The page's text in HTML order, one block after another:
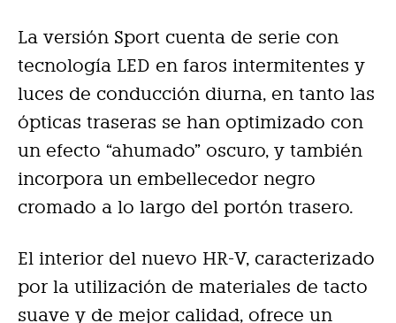
La versión Sport cuenta de serie con
tecnología LED en faros intermitentes y
luces de conducción diurna, en tanto las
ópticas traseras se han optimizado con
un efecto “ahumado” oscuro, y también
incorpora un embellecedor negro
cromado a lo largo del portón trasero.
El interior del nuevo HR-V, caracterizado
por la utilización de materiales de tacto
suave y de mejor calidad, ofrece un